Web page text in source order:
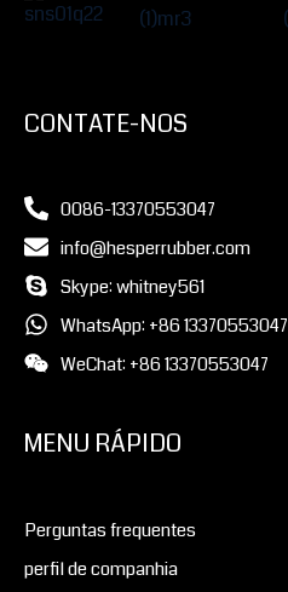
CONTATE-NOS
0086-13370553047
info@hesperrubber.com
Skype: whitney561
WhatsApp: +86 13370553047
WeChat: +86 13370553047
MENU RÁPIDO
Perguntas frequentes
perfil de companhia